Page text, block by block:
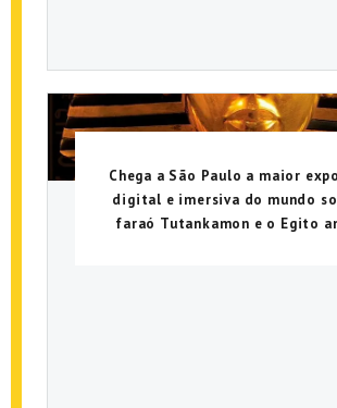
Chega a São Paulo a maior
digital e imersiva do mundo
faraó Tutankamon e o Egito